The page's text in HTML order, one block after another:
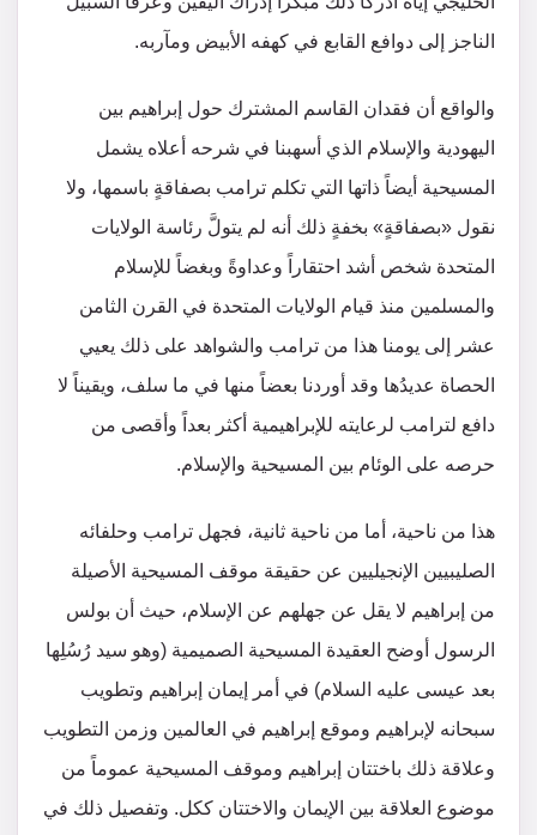
الناجز إلى دوافع القابع في كهفه الأبيض ومآربه.
والواقع أن فقدان القاسم المشترك حول إبراهيم بين
اليهودية والإسلام الذي أسهبنا في شرحه أعلاه يشمل
المسيحية أيضاً ذاتها التي تكلم ترامب بصفاقةٍ باسمها، ولا
نقول «بصفاقةٍ» بخفةٍ ذلك أنه لم يتولَّ رئاسة الولايات
المتحدة شخص أشد احتقاراً وعداوةً وبغضاً للإسلام
والمسلمين منذ قيام الولايات المتحدة في القرن الثامن
عشر إلى يومنا هذا من ترامب والشواهد على ذلك يعيي
الحصاة عديدُها وقد أوردنا بعضاً منها في ما سلف، ويقيناً لا
دافع لترامب لرعايته للإبراهيمية أكثر بعداً وأقصى من
حرصه على الوئام بين المسيحية والإسلام.
هذا من ناحية، أما من ناحية ثانية، فجهل ترامب وحلفائه
الصليبيين الإنجيليين عن حقيقة موقف المسيحية الأصيلة
من إبراهيم لا يقل عن جهلهم عن الإسلام، حيث أن بولس
الرسول أوضح العقيدة المسيحية الصميمية (وهو سيد رُسُلِها
بعد عيسى عليه السلام) في أمر إيمان إبراهيم وتطويب
سبحانه لإبراهيم وموقع إبراهيم في العالمين وزمن التطويب
وعلاقة ذلك باختتان إبراهيم وموقف المسيحية عموماً من
موضوع العلاقة بين الإيمان والاختتان ككل. وتفصيل ذلك في